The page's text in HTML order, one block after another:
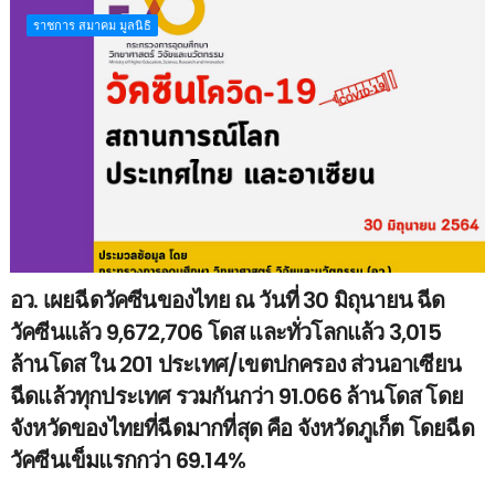
ราชการ สมาคม มูลนิธิ
อว. เผยฉีดวัคซีนของไทย ณ วันที่ 30 มิถุนายน ฉีด
วัคซีนแล้ว 9,672,706 โดส และทั่วโลกแล้ว 3,015
ล้านโดส ใน 201 ประเทศ/เขตปกครอง ส่วนอาเซียน
ฉีดแล้วทุกประเทศ รวมกันกว่า 91.066 ล้านโดส โดย
จังหวัดของไทยที่ฉีดมากที่สุด คือ จังหวัดภูเก็ต โดยฉีด
วัคซีนเข็มแรกกว่า 69.14%